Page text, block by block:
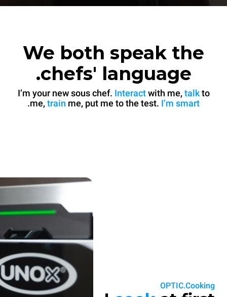
We both speak the
chefs' language.
I’m your new sous chef. Interactwith me, talkto
me, train me, put me to the test. I’m smart
.
OPTIC.Cooking